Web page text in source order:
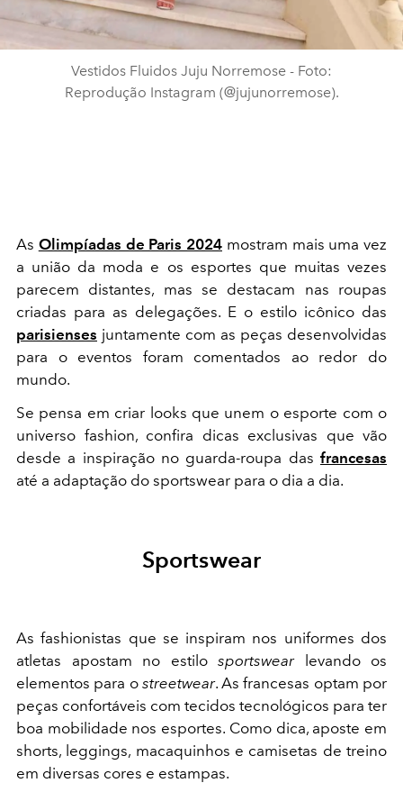
Vestidos Fluidos Juju Norremose - Foto:
Reprodução Instagram (@jujunorremose).
As Olimpíadas de Paris 2024 mostram mais uma vez
a união da moda e os esportes que muitas vezes
parecem distantes, mas se destacam nas roupas
criadas para as delegações. E o estilo icônico das
parisienses juntamente com as peças desenvolvidas
para o eventos foram comentados ao redor do
mundo.
Se pensa em criar looks que unem o esporte com o
universo fashion, confira dicas exclusivas que vão
desde a inspiração no guarda-roupa das francesas
até a adaptação do sportswear para o dia a dia.
Sportswear
As fashionistas que se inspiram nos uniformes dos
atletas apostam no estilo sportswear
levando os
elementos para o streetwear. As francesas optam por
peças confortáveis com tecidos tecnológicos para ter
boa mobilidade nos esportes. Como dica, aposte em
shorts, leggings, macaquinhos e camisetas de treino
em diversas cores e estampas.